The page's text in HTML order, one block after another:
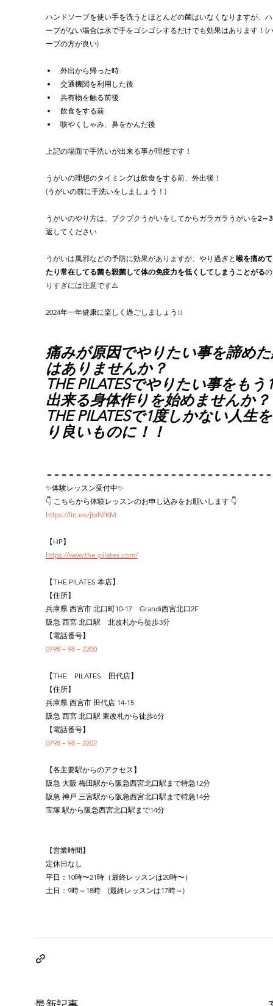
ハンドソープを使い手を洗うとほとんどの菌はいなくなりますが、
ープがない場合は水で手をゴシゴシするだけでも効果はあります！(
ープの方が良い)
外出から帰った時
交通機関を利用した後
共有物を触る前後
飲食をする前
咳やくしゃみ、鼻をかんだ後
上記の場面で手洗いが出来る事が理想です！
うがいの理想のタイミングは飲食をする前、外出後！
(うがいの前に手洗いをしましょう！)
うがいのやり方は、ブクブクうがいをしてからガラガラうがいを2～
返してください
うがいは風邪などの予防に効果がありますが、やり過ぎと喉を痛め
たり常在してる菌も殺菌して体の免疫力を低くしてしまうことがる
りすぎには注意です⚠️
2024年一年健康に楽しく過ごしましょう!!
痛みが原因でやりたい事を諦め
はありませんか？
THE PILATESでやりたい事をもう
出来る身体作りを始めませんか？
THE PILATESで1度しかない人生
り良いものに！！
＝＝＝＝＝＝＝＝＝＝＝＝＝＝＝＝＝＝＝＝＝＝＝＝＝＝＝＝＝＝
✨体験レッスン受付中✨
👇 こちらから体験レッスンのお申し込みをお願いします 👇
https://lin.ee/jbiNfKM
【HP】
https://www.the-pilates.com/
【THE PILATES 本店】
【住所】
兵庫県 西宮市 北口町10-17　Grandi西宮北口2F
阪急 西宮 北口駅　北改札から徒歩3分
【電話番号】
0798－98－2200
【THE　PILATES　田代店】
【住所】
兵庫県 西宮市 田代店 14-15
阪急 西宮 北口駅 東改札から徒歩6分
【電話番号】
0798－98－2202
【各主要駅からのアクセス】
阪急 大阪 梅田駅から阪急西宮北口駅まで特急12分
阪急 神戸 三宮駅から阪急西宮北口駅まで特急14分
宝塚 駅から阪急西宮北口駅まで14分
【営業時間】
定休日なし
平日：10時〜21時（最終レッスンは20時〜）
土日：9時～18時　(最終レッスンは17時～)